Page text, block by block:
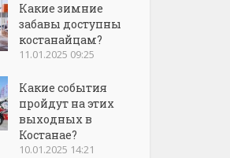
Какие зимние
забавы доступны
костанайцам?
11.01.2025 09:25
Какие события
пройдут на этих
выходных в
Костанае?
10.01.2025 14:21